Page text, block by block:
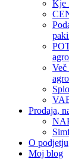
Kje
Prodaja,
O podjetju
Moj blog